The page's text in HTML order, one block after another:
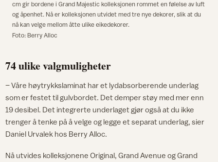
cm gir bordene i Grand Majestic kolleksjonen rommet en følelse av luft
og åpenhet. Nå er kolleksjonen utvidet med tre nye dekorer, slik at du
nå kan velge mellom åtte ulike eikedekorer.
Foto: Berry Alloc
74 ulike valgmuligheter
– Våre høytrykkslaminat har et lydabsorberende underlag
som er festet til gulvbordet. Det demper støy med mer enn
19 desibel. Det integrerte underlaget gjør også at du ikke
trenger å tenke på å velge og legge et separat underlag, sier
Daniel Urvalek hos Berry Alloc.
Nå utvides kolleksjonene Original, Grand Avenue og Grand